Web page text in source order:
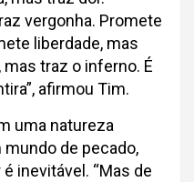
vergonha. Promete
liberdade, mas
traz o inferno. É
afirmou Tim.
uma natureza
de pecado,
inevitável. “Mas de